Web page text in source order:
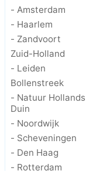
- Amsterdam
- Haarlem
- Zandvoort
Zuid-Holland
- Leiden
Bollenstreek
- Natuur Hollands
Duin
- Noordwijk
- Scheveningen
- Den Haag
- Rotterdam